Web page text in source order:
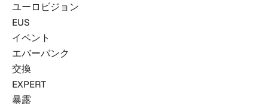
ユーロビジョン
EUS
イベント
エバーバンク
交換
EXPERT
暴露